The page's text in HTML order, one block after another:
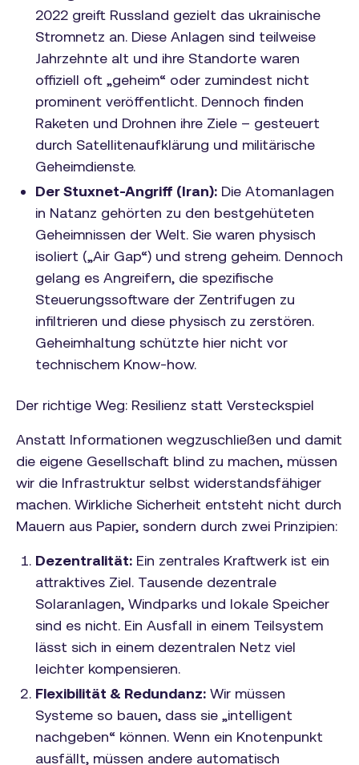
2022 greift Russland gezielt das ukrainische
Stromnetz an. Diese Anlagen sind teilweise
Jahrzehnte alt und ihre Standorte waren
offiziell oft „geheim“ oder zumindest nicht
prominent veröffentlicht. Dennoch finden
Raketen und Drohnen ihre Ziele – gesteuert
durch Satellitenaufklärung und militärische
Geheimdienste.
Der Stuxnet-Angriff (Iran): Die Atomanlagen
in Natanz gehörten zu den bestgehüteten
Geheimnissen der Welt. Sie waren physisch
isoliert („Air Gap“) und streng geheim. Dennoch
gelang es Angreifern, die spezifische
Steuerungssoftware der Zentrifugen zu
infiltrieren und diese physisch zu zerstören.
Geheimhaltung schützte hier nicht vor
technischem Know-how.
Der richtige Weg: Resilienz statt Versteckspiel
Anstatt Informationen wegzuschließen und damit
die eigene Gesellschaft blind zu machen, müssen
wir die Infrastruktur selbst widerstandsfähiger
machen. Wirkliche Sicherheit entsteht nicht durch
Mauern aus Papier, sondern durch zwei Prinzipien:
Dezentralität: Ein zentrales Kraftwerk ist ein
attraktives Ziel. Tausende dezentrale
Solaranlagen, Windparks und lokale Speicher
sind es nicht. Ein Ausfall in einem Teilsystem
lässt sich in einem dezentralen Netz viel
leichter kompensieren.
Flexibilität & Redundanz: Wir müssen
Systeme so bauen, dass sie „intelligent
nachgeben“ können. Wenn ein Knotenpunkt
ausfällt, müssen andere automatisch